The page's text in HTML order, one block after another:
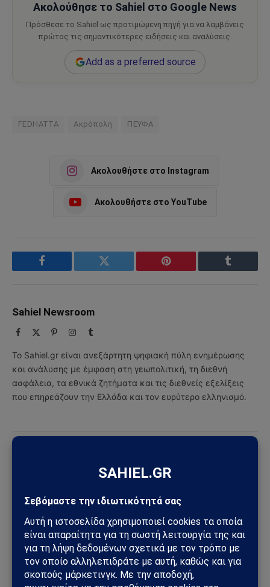
Ακολούθησε το Sahiel στο Google News
Πρόσθεσε το Sahiel ως προτιμώμενη πηγή για να λαμβάνεις
πρώτος τις σημαντικότερες ειδήσεις και αναλύσεις.
Add as a preferred source
FEDHATTA Ακρόπολη ΠΕΥΦΑ
Ακολουθήστε στο Instagram
Ακολουθήστε στο YouTube
Facebook Twitter Pinterest Tumblr
Sahiel Newsroom
Facebook PinterestInstagram
Tumblr
Το Sahiel.gr είναι ανεξάρτητη ψηφιακή πύλη ενημέρωσης
και ανάλυσης με έμφαση στη γεωπολιτική, τη διεθνή
ασφάλεια, τα εθνικά ζητήματα και τις διεθνείς εξελίξεις
που επηρεάζουν την Ελλάδα και τον ευρύτερο ελληνισμό.